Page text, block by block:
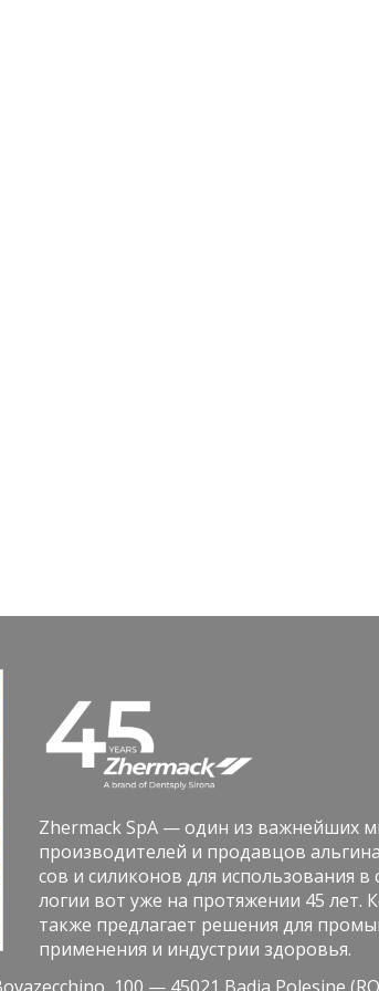
Zhermack SpA — один из важ­ней­ших
про­из­во­ди­те­лей и про­дав­цов
сов и си­ли­ко­нов для ис­поль­зо­ва­ния
ло­гии вот уже на про­тя­же­нии 45 лет.
также пред­ла­га­ет ре­ше­ния для
при­ме­не­ния и ин­ду­стрии здо­ро­вья.